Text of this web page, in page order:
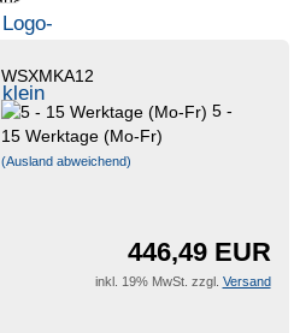
WSXMKA12
5 -
15 Werktage (Mo-Fr)
(Ausland abweichend)
446,49 EUR
inkl. 19% MwSt. zzgl. Versand